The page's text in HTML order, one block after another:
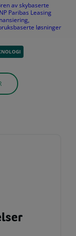
av skybaserte
Paribas Leasing
løsninger